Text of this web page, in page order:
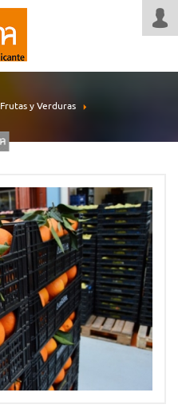
Frutas y Verduras